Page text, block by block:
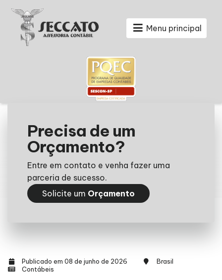
Menu principal
Precisa de um
Orçamento?
Entre em contato e venha fazer uma
parceria de sucesso.
Solicite um Orçamento
Publicado em 08 de junho de 2026
Brasil
Contábeis